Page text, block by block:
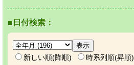
■日付検索：
新しい順(降順) 時系列順(昇順)